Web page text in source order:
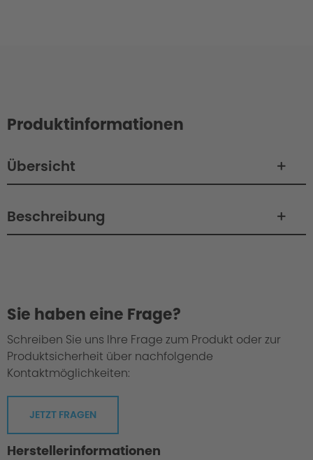
Produktinformationen
Übersicht
Beschreibung
Sie haben eine Frage?
Schreiben Sie uns Ihre Frage zum Produkt oder zur
Produktsicherheit über nachfolgende
Kontaktmöglichkeiten:
JETZT FRAGEN
Herstellerinformationen